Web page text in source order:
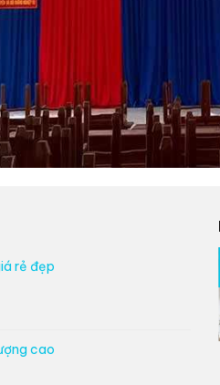
rẻ đẹp
cao